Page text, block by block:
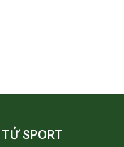
SPORT